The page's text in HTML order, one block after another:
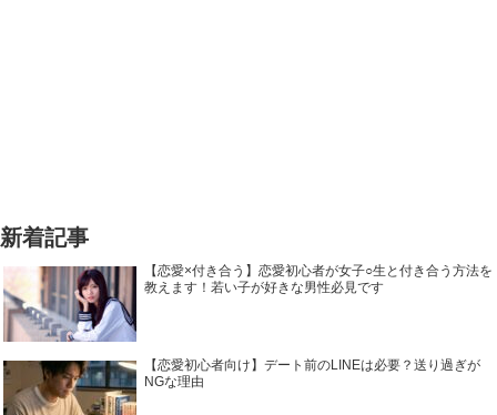
新着記事
【恋愛×付き合う】恋愛初心者が女子○生と付き合う方法を
教えます！若い子が好きな男性必見です
【恋愛初心者向け】デート前のLINEは必要？送り過ぎが
NGな理由